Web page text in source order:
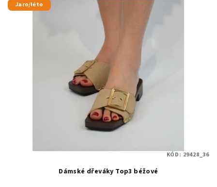
Jaro/léto
Dámské dřeváky Top3 béžové
KÓD: 29428_36